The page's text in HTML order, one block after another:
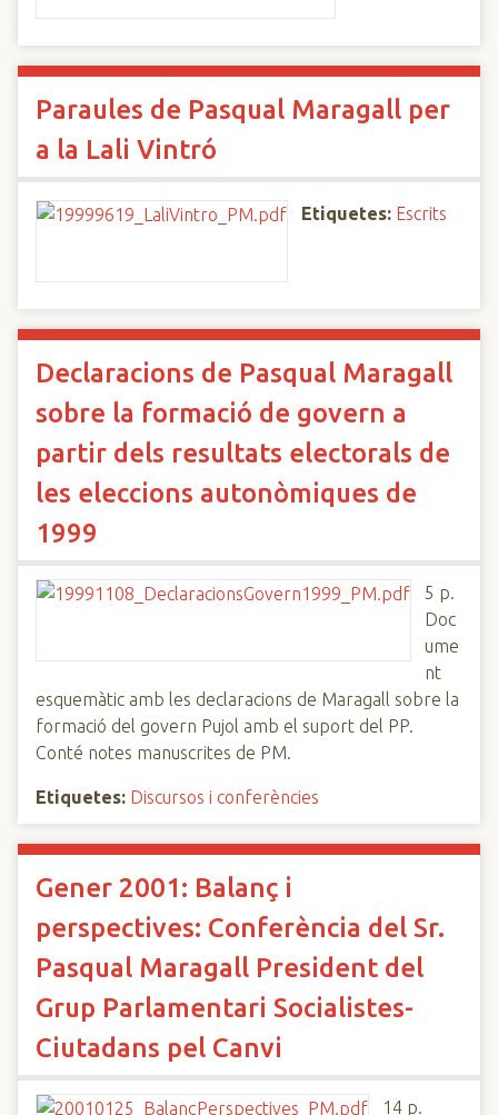
Paraules de Pasqual Maragall per
a la Lali Vintró
Etiquetes: Escrits
Declaracions de Pasqual Maragall
sobre la formació de govern a
partir dels resultats electorals de
les eleccions autonòmiques de
1999
5 p.
Doc
ume
nt
esquemàtic amb les declaracions de Maragall sobre la
formació del govern Pujol amb el suport del PP.
Conté notes manuscrites de PM.
Etiquetes: Discursos i conferències
Gener 2001: Balanç i
perspectives: Conferència del Sr.
Pasqual Maragall President del
Grup Parlamentari Socialistes-
Ciutadans pel Canvi
14 p.